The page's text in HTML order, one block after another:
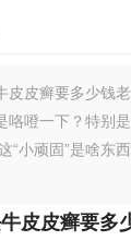
皮皮癣要多少钱
咯噔一下？特别
“小顽固”是啥东
皮皮癣要多